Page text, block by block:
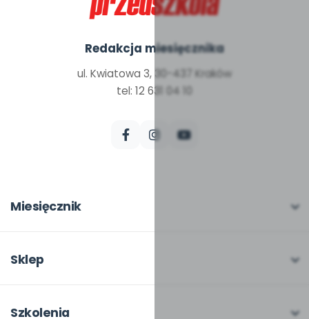
Redakcja miesięcznika
ul. Kwiatowa 3, 30-437 Kraków
tel: 12 631 04 10
Miesięcznik
W numerze
Pomoce dydaktyczne
Sklep
Moje zakupy
Szkolenia